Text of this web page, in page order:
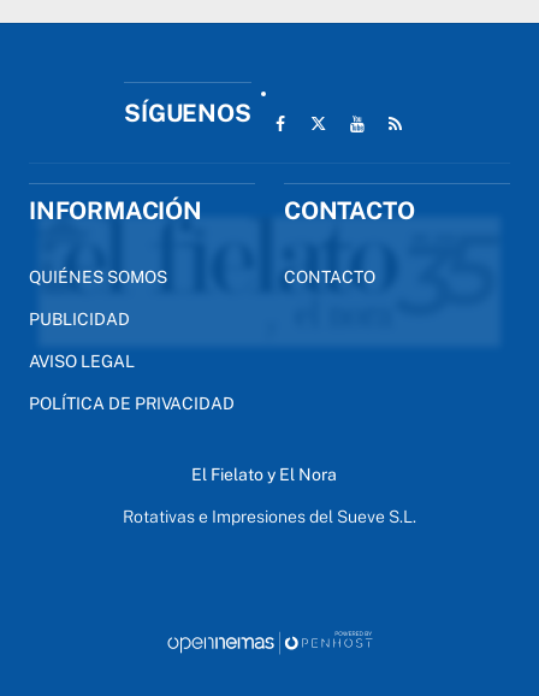
SÍGUENOS
INFORMACIÓN
QUIÉNES SOMOS
PUBLICIDAD
AVISO LEGAL
POLÍTICA DE PRIVACIDAD
CONTACTO
CONTACTO
El Fielato y El Nora
Rotativas e Impresiones del Sueve S.L.